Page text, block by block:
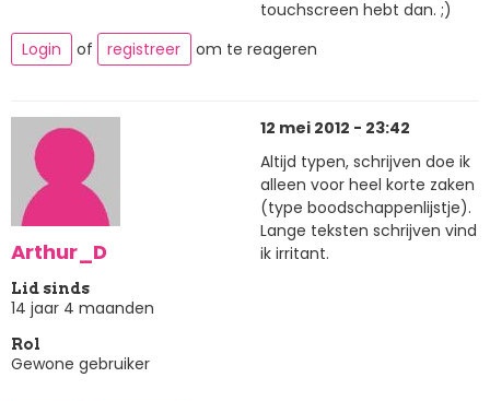
touchscreen hebt dan. ;)
Login
of registreer om te reageren
Arthur_D
Lid sinds
14 jaar 4 maanden
Rol
Gewone gebruiker
12 mei 2012 - 23:42
Altijd typen, schrijven doe ik
alleen voor heel korte zaken
(type boodschappenlijstje).
Lange teksten schrijven vind
ik irritant.